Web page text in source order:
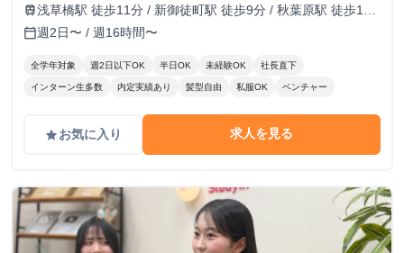
train浅草橋駅 徒歩11分 / 新御徒町駅 徒歩9分 / 秋葉原駅 徒歩13
分
calendar_today週2日〜 / 週16時間〜
全学年対象 週2日以下OK 半日OK 未経験OK 社長直下
インターン生多数 内定実績あり 髪型自由 私服OK ベンチャー
gradeお気に入り 求人を見る